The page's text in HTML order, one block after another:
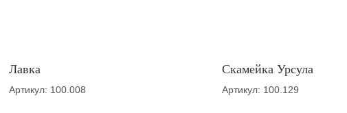
Лавка
Артикул: 100.008
Скамейка Урсула
Артикул: 100.129